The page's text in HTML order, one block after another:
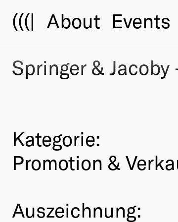
(((| About Events
Springer &
Kategorie:
Promotion &
Auszeichnung: